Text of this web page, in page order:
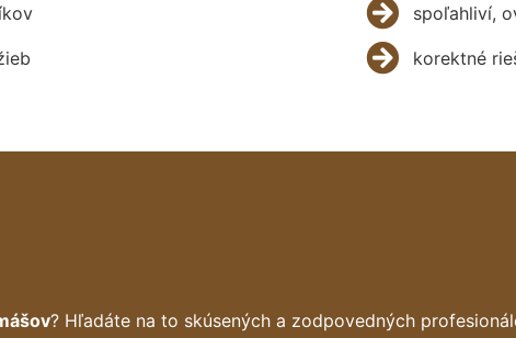
spoľahliví,
korektné
? Hľadáte na to skúsených a zodpovedných